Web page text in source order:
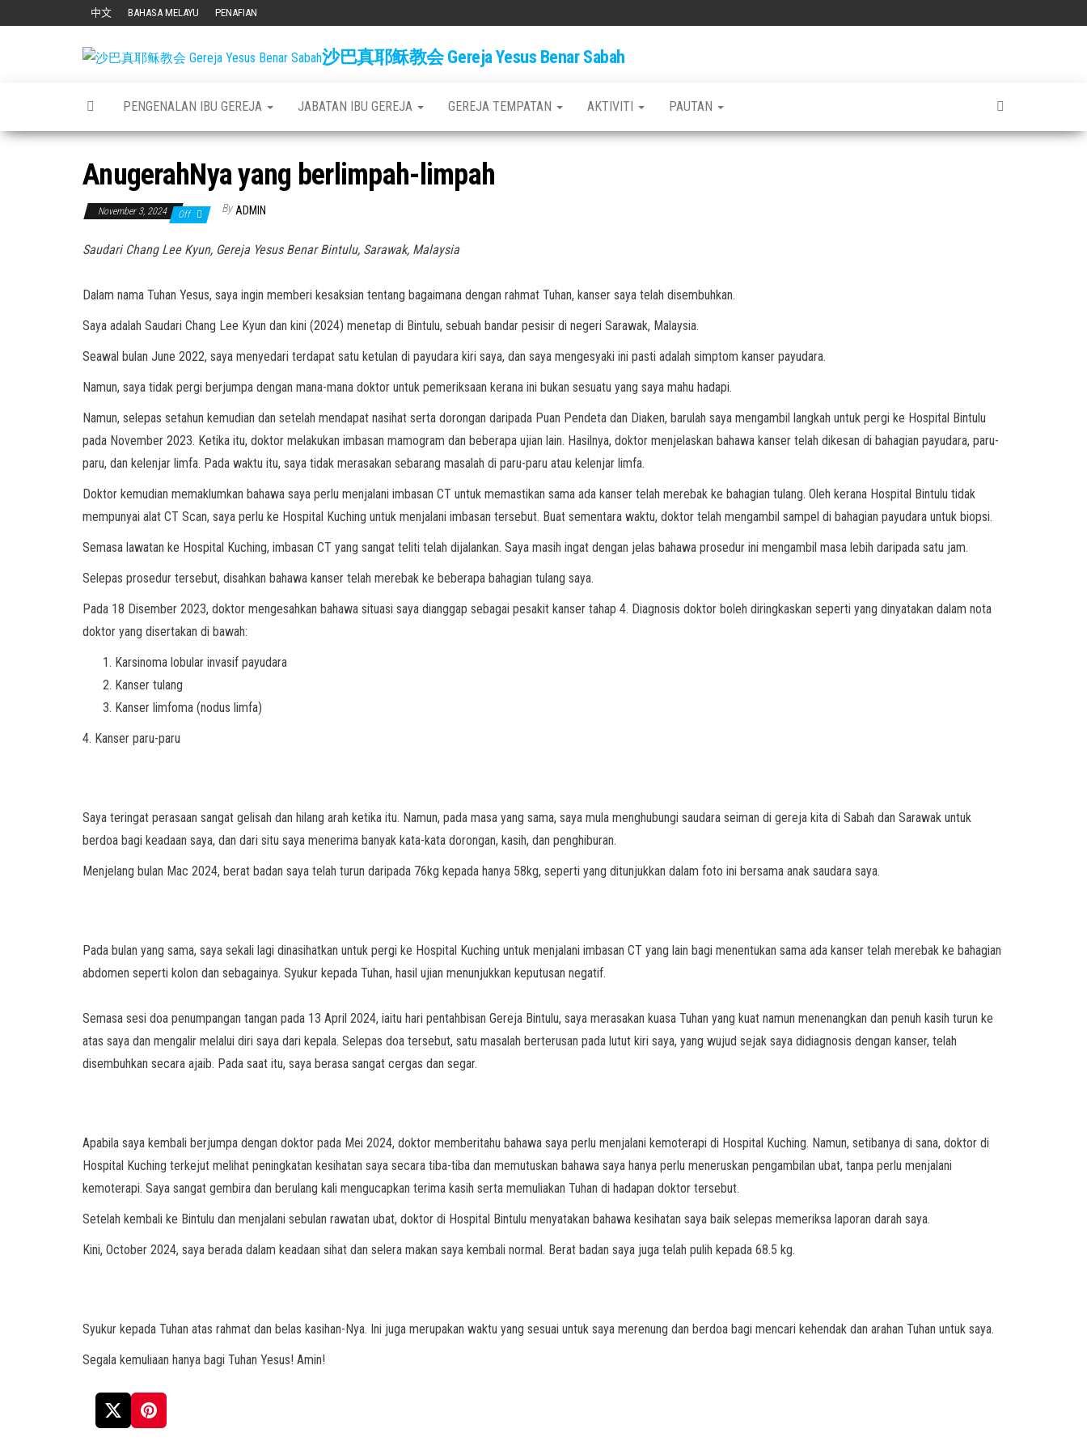
中文 BAHASA MELAYU PENAFIAN
沙巴真耶稣教会 Gereja Yesus Benar Sabah
PENGENALAN IBU GEREJA JABATAN IBU GEREJA GEREJA TEMPATAN AKTIVITI PAUTAN
AnugerahNya yang berlimpah-limpah
November 3, 2024 Off By ADMIN
Saudari Chang Lee Kyun, Gereja Yesus Benar Bintulu, Sarawak, Malaysia
Dalam nama Tuhan Yesus, saya ingin memberi kesaksian tentang bagaimana dengan rahmat Tuhan, kanser saya telah disembuhkan.
Saya adalah Saudari Chang Lee Kyun dan kini (2024) menetap di Bintulu, sebuah bandar pesisir di negeri Sarawak, Malaysia.
Seawal bulan June 2022, saya menyedari terdapat satu ketulan di payudara kiri saya, dan saya mengesyaki ini pasti adalah simptom kanser payudara.
Namun, saya tidak pergi berjumpa dengan mana-mana doktor untuk pemeriksaan kerana ini bukan sesuatu yang saya mahu hadapi.
Namun, selepas setahun kemudian dan setelah mendapat nasihat serta dorongan daripada Puan Pendeta dan Diaken, barulah saya mengambil langkah untuk pergi ke Hospital Bintulu
pada November 2023. Ketika itu, doktor melakukan imbasan mamogram dan beberapa ujian lain. Hasilnya, doktor menjelaskan bahawa kanser telah dikesan di bahagian payudara, paru-
paru, dan kelenjar limfa. Pada waktu itu, saya tidak merasakan sebarang masalah di paru-paru atau kelenjar limfa.
Doktor kemudian memaklumkan bahawa saya perlu menjalani imbasan CT untuk memastikan sama ada kanser telah merebak ke bahagian tulang. Oleh kerana Hospital Bintulu tidak
mempunyai alat CT Scan, saya perlu ke Hospital Kuching untuk menjalani imbasan tersebut. Buat sementara waktu, doktor telah mengambil sampel di bahagian payudara untuk biopsi.
Semasa lawatan ke Hospital Kuching, imbasan CT yang sangat teliti telah dijalankan. Saya masih ingat dengan jelas bahawa prosedur ini mengambil masa lebih daripada satu jam.
Selepas prosedur tersebut, disahkan bahawa kanser telah merebak ke beberapa bahagian tulang saya.
Pada 18 Disember 2023, doktor mengesahkan bahawa situasi saya dianggap sebagai pesakit kanser tahap 4. Diagnosis doktor boleh diringkaskan seperti yang dinyatakan dalam nota
doktor yang disertakan di bawah:
Karsinoma lobular invasif payudara
Kanser tulang
Kanser limfoma (nodus limfa)
4. Kanser paru-paru
Saya teringat perasaan sangat gelisah dan hilang arah ketika itu. Namun, pada masa yang sama, saya mula menghubungi saudara seiman di gereja kita di Sabah dan Sarawak untuk
berdoa bagi keadaan saya, dan dari situ saya menerima banyak kata-kata dorongan, kasih, dan penghiburan.
Menjelang bulan Mac 2024, berat badan saya telah turun daripada 76kg kepada hanya 58kg, seperti yang ditunjukkan dalam foto ini bersama anak saudara saya.
Pada bulan yang sama, saya sekali lagi dinasihatkan untuk pergi ke Hospital Kuching untuk menjalani imbasan CT yang lain bagi menentukan sama ada kanser telah merebak ke bahagian
abdomen seperti kolon dan sebagainya. Syukur kepada Tuhan, hasil ujian menunjukkan keputusan negatif.
Semasa sesi doa penumpangan tangan pada 13 April 2024, iaitu hari pentahbisan Gereja Bintulu, saya merasakan kuasa Tuhan yang kuat namun menenangkan dan penuh kasih turun ke
atas saya dan mengalir melalui diri saya dari kepala. Selepas doa tersebut, satu masalah berterusan pada lutut kiri saya, yang wujud sejak saya didiagnosis dengan kanser, telah
disembuhkan secara ajaib. Pada saat itu, saya berasa sangat cergas dan segar.
Apabila saya kembali berjumpa dengan doktor pada Mei 2024, doktor memberitahu bahawa saya perlu menjalani kemoterapi di Hospital Kuching. Namun, setibanya di sana, doktor di
Hospital Kuching terkejut melihat peningkatan kesihatan saya secara tiba-tiba dan memutuskan bahawa saya hanya perlu meneruskan pengambilan ubat, tanpa perlu menjalani
kemoterapi. Saya sangat gembira dan berulang kali mengucapkan terima kasih serta memuliakan Tuhan di hadapan doktor tersebut.
Setelah kembali ke Bintulu dan menjalani sebulan rawatan ubat, doktor di Hospital Bintulu menyatakan bahawa kesihatan saya baik selepas memeriksa laporan darah saya.
Kini, October 2024, saya berada dalam keadaan sihat dan selera makan saya kembali normal. Berat badan saya juga telah pulih kepada 68.5 kg.
Syukur kepada Tuhan atas rahmat dan belas kasihan-Nya. Ini juga merupakan waktu yang sesuai untuk saya merenung dan berdoa bagi mencari kehendak dan arahan Tuhan untuk saya.
Segala kemuliaan hanya bagi Tuhan Yesus! Amin!